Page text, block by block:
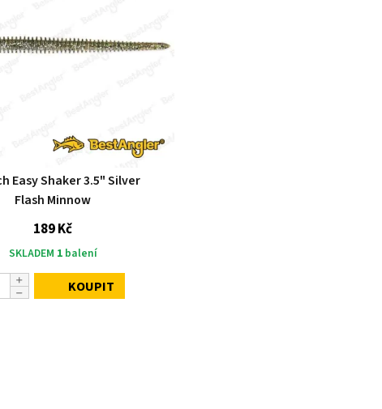
Easy Shaker 3.5" Silver
Flash Minnow
189 Kč
SKLADEM 1balení
KOUPIT